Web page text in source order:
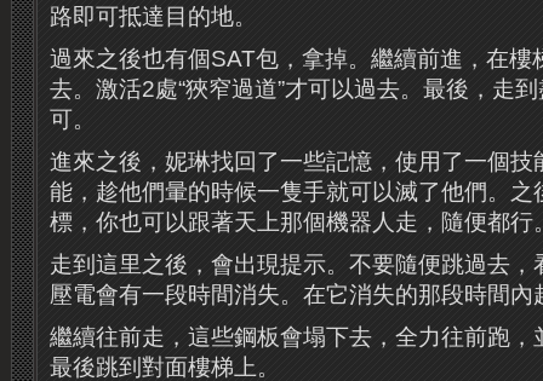
路即可抵達目的地。
過來之後也有個SAT包，拿掉。繼續前進，在樓
去。激活2處“狹窄過道”才可以過去。最後，走
可。
進來之後，妮琳找回了一些記憶，使用了一個技
能，趁他們暈的時候一隻手就可以滅了他們。之
標，你也可以跟著天上那個機器人走，隨便都行
走到這里之後，會出現提示。不要隨便跳過去
壓電會有一段時間消失。在它消失的那段時間內
繼續往前走，這些鋼板會塌下去，全力往前跑，
最後跳到對面樓梯上。